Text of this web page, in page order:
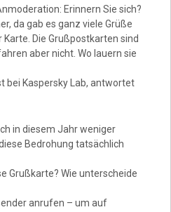
Erinnern Sie sich?
da gab es ganz viele Grüße
Die Grußpostkarten sind
aber nicht. Wo lauern sie
bei Kaspersky Lab, antwortet
in diesem Jahr weniger
Bedrohung tatsächlich
Grußkarte? Wie unterscheide
anrufen – um auf